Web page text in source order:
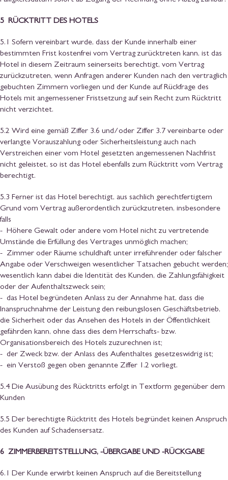
5 RÜCKTRITT DES HOTELS
5.1 Sofern vereinbart wurde, dass der Kunde innerhalb einer
bestimmten Frist kostenfrei vom Vertrag zurücktreten kann, ist das
Hotel in diesem Zeitraum seinerseits berechtigt, vom Vertrag
zurückzutreten, wenn Anfragen anderer Kunden nach den vertraglich
gebuchten Zimmern vorliegen und der Kunde auf Rückfrage des
Hotels mit angemessener Fristsetzung auf sein Recht zum Rücktritt
nicht verzichtet.
5.2 Wird eine gemäß Ziffer 3.6 und/oder Ziffer 3.7 vereinbarte oder
verlangte Vorauszahlung oder Sicherheitsleistung auch nach
Verstreichen einer vom Hotel gesetzten angemessenen Nachfrist
nicht geleistet, so ist das Hotel ebenfalls zum Rücktritt vom Vertrag
berechtigt.
5.3 Ferner ist das Hotel berechtigt, aus sachlich gerechtfertigtem
Grund vom Vertrag außerordentlich zurückzutreten, insbesondere
falls
- Höhere Gewalt oder andere vom Hotel nicht zu vertretende
Umstände die Erfüllung des Vertrages unmöglich machen;
- Zimmer oder Räume schuldhaft unter irreführender oder falscher
Angabe oder Verschweigen wesentlicher Tatsachen gebucht werden;
wesentlich kann dabei die Identität des Kunden, die Zahlungsfähigkeit
oder der Aufenthaltszweck sein;
- das Hotel begründeten Anlass zu der Annahme hat, dass die
Inanspruchnahme der Leistung den reibungslosen Geschäftsbetrieb,
die Sicherheit oder das Ansehen des Hotels in der Öffentlichkeit
gefährden kann, ohne dass dies dem Herrschafts- bzw.
Organisationsbereich des Hotels zuzurechnen ist;
- der Zweck bzw. der Anlass des Aufenthaltes gesetzeswidrig ist;
- ein Verstoß gegen oben genannte Ziffer 1.2 vorliegt.
5.4 Die Ausübung des Rücktritts erfolgt in Textform gegenüber dem
Kunden
5.5 Der berechtigte Rücktritt des Hotels begründet keinen Anspruch
des Kunden auf Schadensersatz.
6 ZIMMERBEREITSTELLUNG, -ÜBERGABE UND -RÜCKGABE
6.1 Der Kunde erwirbt keinen Anspruch auf die Bereitstellung